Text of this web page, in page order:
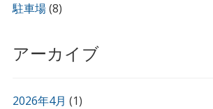
駐車場(8)
アーカイブ
2026年4月 (1)